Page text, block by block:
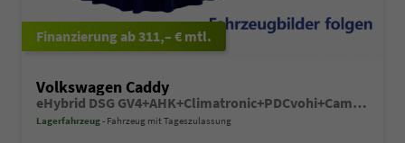
ab 311,– € mtl.
Volkswagen Caddy
eHybrid DSG GV4+AHK+Climatronic+PDCvohi+Cam+Regensens.+AppConnect
Lagerfahrzeug Fahrzeug mit Tageszulassung